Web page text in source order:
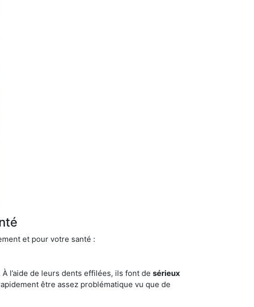
et pour votre santé :
l’aide de leurs dents effilées, ils font de sérieux
être assez problématique vu que de